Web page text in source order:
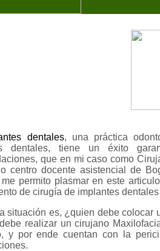
dentales, una práctica
dentales, tiene un éxito
que en mi caso como
centro docente asistencial de
permito plasmar en este
de cirugía de implantes dentales
situación es, ¿quien debe
realizar un cirujano
y por ende cuentan con la